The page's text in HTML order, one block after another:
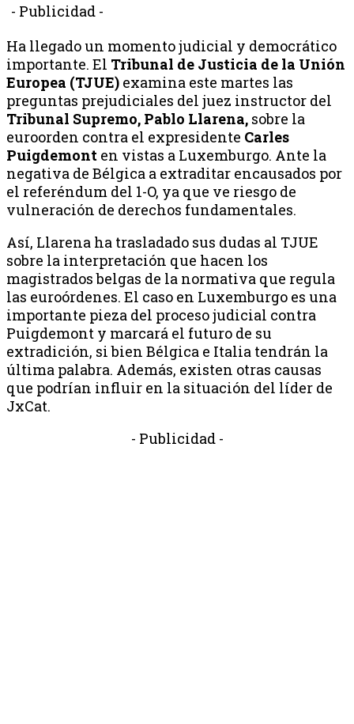
- Publicidad -
Ha llegado un momento judicial y democrático
importante. El Tribunal de Justicia de la Unión
Europea (TJUE) examina este martes las
preguntas prejudiciales del juez instructor del
Tribunal Supremo, Pablo Llarena, sobre la
euroorden contra el expresidente Carles
Puigdemont en vistas a Luxemburgo. Ante la
negativa de Bélgica a extraditar encausados ​​por
el referéndum del 1-O, ya que ve riesgo de
vulneración de derechos fundamentales.
Así, Llarena ha trasladado sus dudas al TJUE
sobre la interpretación que hacen los
magistrados belgas de la normativa que regula
las euroórdenes. El caso en Luxemburgo es una
importante pieza del proceso judicial contra
Puigdemont y marcará el futuro de su
extradición, si bien Bélgica e Italia tendrán la
última palabra. Además, existen otras causas
que podrían influir en la situación del líder de
JxCat.
- Publicidad -